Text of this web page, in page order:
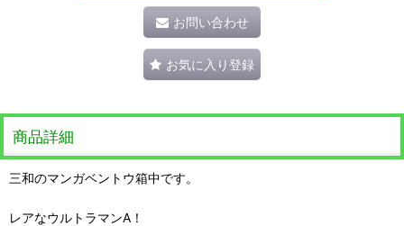
お問い合わせ
お気に入り登録
商品詳細
三和のマンガベントウ箱中です。
レアなウルトラマンA！